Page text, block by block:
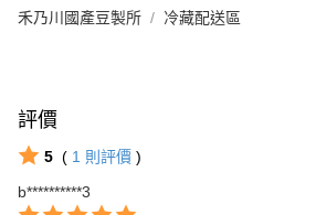
禾乃川國產豆製所 冷藏配送區
評價
5 ( 1 則評價 )
b**********3